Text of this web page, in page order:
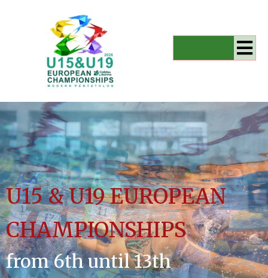
U15 & U19 EUROPEAN
CHAMPIONSHIPS
from 6th until 13th